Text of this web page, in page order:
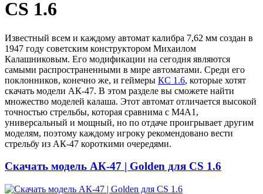
CS 1.6
Известный всем и каждому автомат калибра 7,62 мм создан в
1947 году советским конструктором Михаилом
Калашниковым. Его модификации на сегодня являются
самыми распространенными в мире автоматами. Среди его
поклонников, конечно же, и геймеры КС 1.6, которые хотят
скачать модели АК-47. В этом разделе вы сможете найти
множество моделей калаша. Этот автомат отличается высокой
точностью стрельбы, которая сравнима с М4А1,
универсальный и мощный, но по отдаче проигрывает другим
моделям, поэтому каждому игроку рекомендовано вести
стрельбу из АК-47 короткими очередями.
Скачать модель АК-47 | Golden для CS 1.6